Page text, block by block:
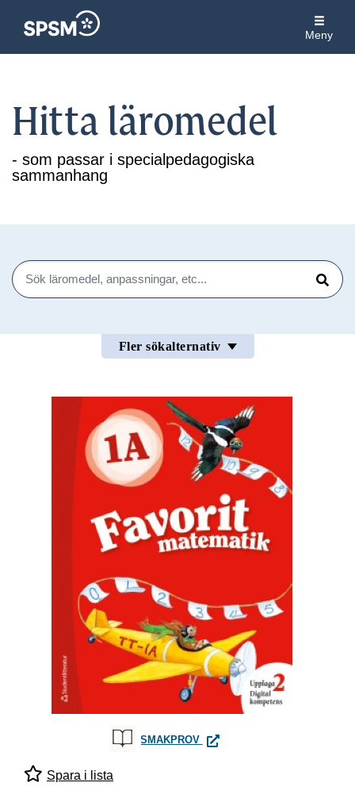
Meny
Hitta läromedel
- som passar i specialpedagogiska
sammanhang
Sök
Sök
Fler sökalternativ
SMAKPROV FAVORIT MATEMATIK 1A
Spara i lista